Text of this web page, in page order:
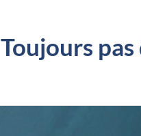
Toujours